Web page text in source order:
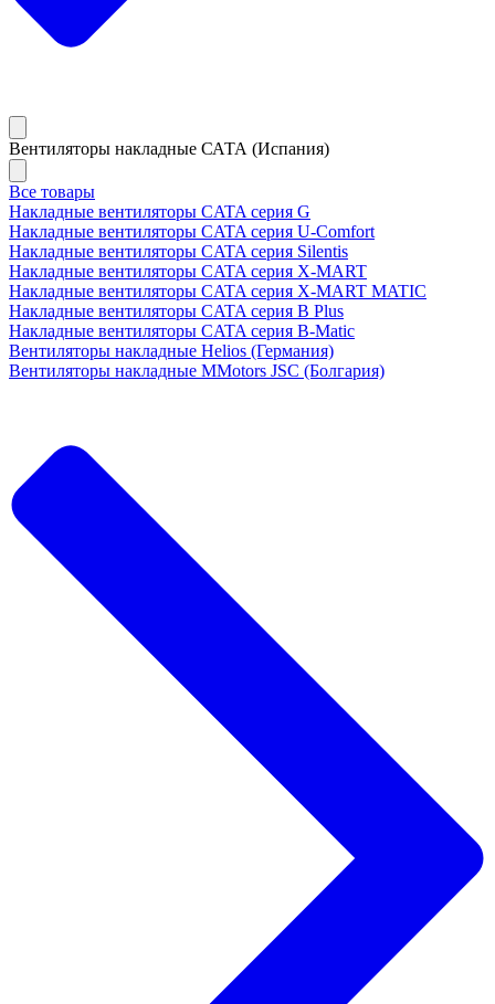
Вентиляторы накладные САТА (Испания)
Все товары
Накладные вентиляторы CATA серия G
Накладные вентиляторы CATA серия U-Comfort
Накладные вентиляторы CATA серия Silentis
Накладные вентиляторы CATA серия X-MART
Накладные вентиляторы CATA серия X-MART MATIC
Накладные вентиляторы CATA серия B Plus
Накладные вентиляторы CATA серия B-Matic
Вентиляторы накладные Helios (Германия)
Вентиляторы накладные MMotors JSC (Болгария)